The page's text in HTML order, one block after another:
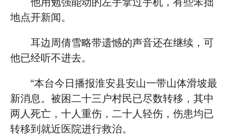
地点开新闻。
耳边周倩雪略带遗憾的声音还在继续，可
他已经听不进去。
“本台今日播报淮安县安山一带山体滑坡最
新消息。被困二十三户村民已尽数转移，其中
两人死亡，十人重伤，二十人轻伤，伤患均已
转移到就近医院进行救治。